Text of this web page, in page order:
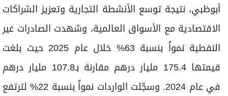
أبوظبي، نتيجة توسع الأنشطة التجارية وتعزيز الشراكات
الاقتصادية مع الأسواق العالمية، وشهدت الصادرات غير
النفطية نمواً بنسبة 63% خلال عام 2025 حيث بلغت
قيمتها 175.4 مليار درهم مقارنة بـ107.8 مليار درهم
في عام 2024. وسجّلت الواردات نمواً بنسبة 22% لترتفع